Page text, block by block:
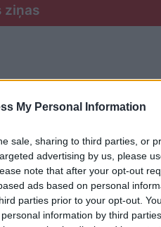
My Personal Information
sale, sharing to third parties, or
advertising by us, please
note that after your opt-out
ads based on personal
parties prior to your opt-out.
information by third
ziņas